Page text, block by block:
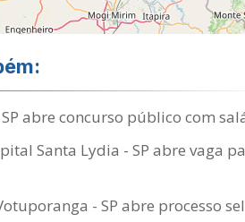
abre concurso público com
Santa Lydia - SP abre vaga
- SP abre processo